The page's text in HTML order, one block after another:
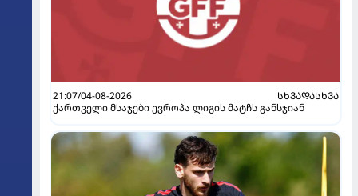
21:07/04-08-2026
ᲡᲮᲕᲐᲓᲐᲡᲮᲕᲐ
ქართველი მსაჯები ევროპა ლიგის მატჩს განსჯიან